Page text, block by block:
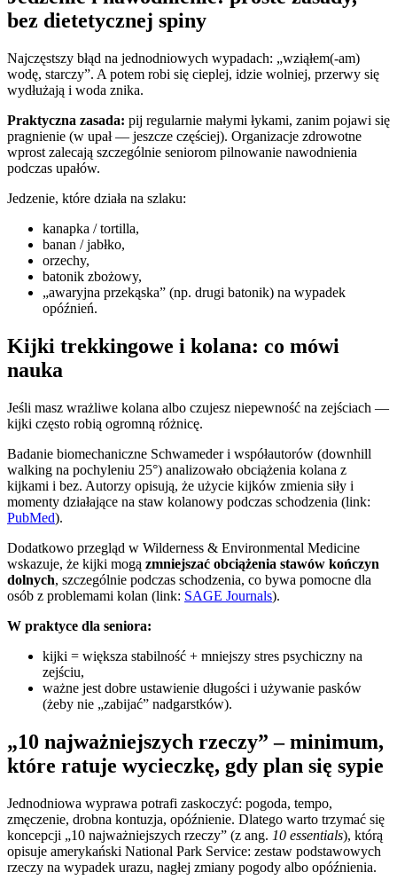
bez dietetycznej spiny
Najczęstszy błąd na jednodniowych wypadach: „wziąłem(-am)
wodę, starczy”. A potem robi się cieplej, idzie wolniej, przerwy się
wydłużają i woda znika.
Praktyczna zasada: pij regularnie małymi łykami, zanim pojawi się
pragnienie (w upał — jeszcze częściej). Organizacje zdrowotne
wprost zalecają szczególnie seniorom pilnowanie nawodnienia
podczas upałów.
Jedzenie, które działa na szlaku:
kanapka / tortilla,
banan / jabłko,
orzechy,
batonik zbożowy,
„awaryjna przekąska” (np. drugi batonik) na wypadek
opóźnień.
Kijki trekkingowe i kolana: co mówi
nauka
Jeśli masz wrażliwe kolana albo czujesz niepewność na zejściach —
kijki często robią ogromną różnicę.
Badanie biomechaniczne Schwameder i współautorów (downhill
walking na pochyleniu 25°) analizowało obciążenia kolana z
kijkami i bez. Autorzy opisują, że użycie kijków zmienia siły i
momenty działające na staw kolanowy podczas schodzenia (link:
PubMed).
Dodatkowo przegląd w Wilderness & Environmental Medicine
wskazuje, że kijki mogą zmniejszać obciążenia stawów kończyn
dolnych, szczególnie podczas schodzenia, co bywa pomocne dla
osób z problemami kolan (link: SAGE Journals).
W praktyce dla seniora:
kijki = większa stabilność + mniejszy stres psychiczny na
zejściu,
ważne jest dobre ustawienie długości i używanie pasków
(żeby nie „zabijać” nadgarstków).
„10 najważniejszych rzeczy” – minimum,
które ratuje wycieczkę, gdy plan się sypie
Jednodniowa wyprawa potrafi zaskoczyć: pogoda, tempo,
zmęczenie, drobna kontuzja, opóźnienie. Dlatego warto trzymać się
koncepcji „10 najważniejszych rzeczy” (z ang. 10 essentials), którą
opisuje amerykański National Park Service: zestaw podstawowych
rzeczy na wypadek urazu, nagłej zmiany pogody albo opóźnienia.